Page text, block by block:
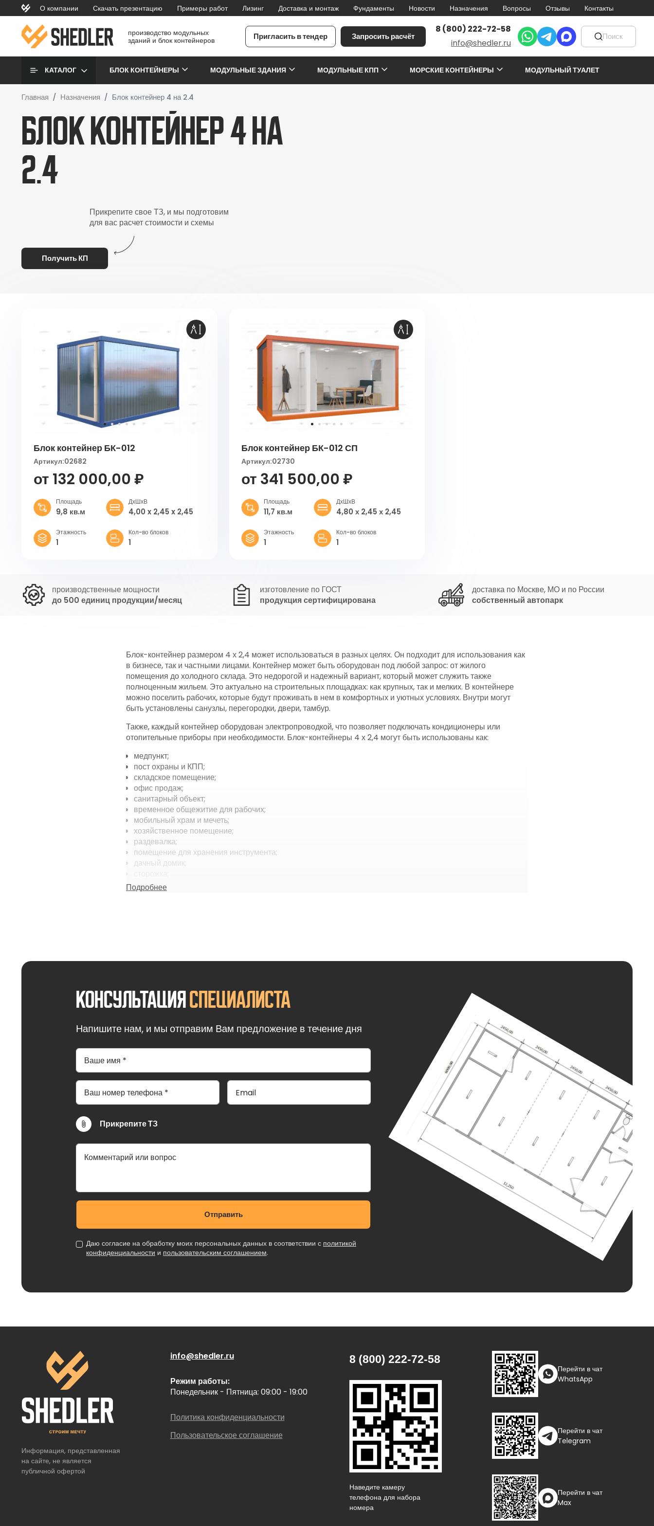
Перейти к основному содержанию
topmenu
О компании Скачать презентацию Примеры работ Лизинг Доставка и монтаж Фундаменты Новости Назначения Вопросы Отзывы Контакты
производство модульных
зданий и блок контейнеров
Пригласить в тендер Запросить расчёт
8 (800) 222-72-58
info@shedler.ru
Основная навигация
КАТАЛОГ БЛОК КОНТЕЙНЕРЫ МОДУЛЬНЫЕ ЗДАНИЯ МОДУЛЬНЫЕ КПП МОРСКИЕ КОНТЕЙНЕРЫ МОДУЛЬНЫЙ ТУАЛЕТ
Главная Назначения Блок контейнер 4 на 2.4
Блок контейнер 4 на
2.4
Прикрепите свое ТЗ, и мы подготовим
для вас расчет стоимости и схемы
Получить КП
Блок контейнер БК-012
Артикул:02682
от 132 000,00 ₽
Площадь
9,8 кв.м
ДхШхВ
4,00 x 2,45 x 2,45
Этажность
1
Кол-во блоков
1
45
Блок контейнер БК-012 СП
Артикул:02730
от 341 500,00 ₽
Площадь
11,7 кв.м
ДхШхВ
4,80 х 2,45 х 2,45
Этажность
1
Кол-во блоков
1
производственные мощности
до 500 единиц продукции/месяц
изготовление по ГОСТ
продукция сертифицирована
доставка по Москве, МО и по России
собственный автопарк
Блок-контейнер размером 4 х 2,4 может использоваться в разных целях. Он подходит для использования как
в бизнесе, так и частными лицами. Контейнер может быть оборудован под любой запрос: от жилого
помещения до холодного склада. Это недорогой и надежный вариант, который может служить также
полноценным жильем. Это актуально на строительных площадках: как крупных, так и мелких. В контейнере
можно поселить рабочих, которые будут проживать в нем в комфортных и уютных условиях. Внутри могут
быть установлены санузлы, перегородки, двери, тамбур.
Также, каждый контейнер оборудован электропроводкой, что позволяет подключать кондиционеры или
отопительные приборы при необходимости. Блок-контейнеры 4 х 2,4 могут быть использованы как:
медпункт;
пост охраны и КПП;
складское помещение;
офис продаж;
санитарный объект;
временное общежитие для рабочих;
мобильный храм и мечеть;
хозяйственное помещение;
раздевалка;
помещение для хранения инструмента;
дачный домик;
домик для кемпинга;
времянка.
контейнер можно продать для вторичного использования. Его конструктивные особенности и материалы
изготовления позволяют использовать его на протяжении 20 эксплуатационных циклов. Контейнер
изготавливается на основе металлического каркаса и следующих материалов:
металлический профиль и швеллер для каркаса;
URSA 50 мм или 100 мм в качестве утеплителя;
металлические или деревянные входные двери;
внутренняя отделка из ДВП или сэндвич-панелей;
полы из ДСП 16 или 18 мм, с покрытием полукоммерческим линолеумом или без него.
Блок-контейнер размером 4 х 2,4 может использоваться как самостоятельно, так и в составе большого
модульного здания. Его можно оборудовать конвекторами, пожарными датчиками и сигнализацией,
электроприборами и санузлами, а также заполнить мебелью если планируется использовать контейнер как
жилое или офисное помещение. Вы можете при заказе предоставить свой собственный проект или же
оставить опорные данные, с помощью которых менеджер поможет сделать план будущего хозяйственного
Подробнее
Консультация специалиста
Напишите нам, и мы отправим Вам предложение в течение дня
Прикрепите ТЗ
Отправить
Даю согласие на обработку моих персональных данных в соответствии с политикой
конфиденциальности и пользовательским соглашением.
Информация, представленная
на сайте, не является
публичной офертой
info@shedler.ru
Режим работы:
Понедельник - Пятница: 09:00 - 19:00
Политика конфиденциальности
Пользовательское соглашение
8 (800) 222-72-58
Наведите камеру
телефона для набора
номера
Перейти в чат
WhatsApp
Перейти в чат
Telegram
Перейти в чат
Max